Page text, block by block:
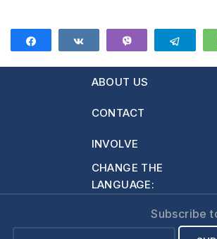
online (ZOOM) în
fiecare zi de
miercuri la orele
20:00. Manualul
samuel-si-1-cronici/
În format PDF:
https://shop.eurasiaprecept.org/
samuel-1-cronici-
ABOUT US
CONTACT
INVOLVE
CHANGE THE
LANGUAGE:
Subscribe